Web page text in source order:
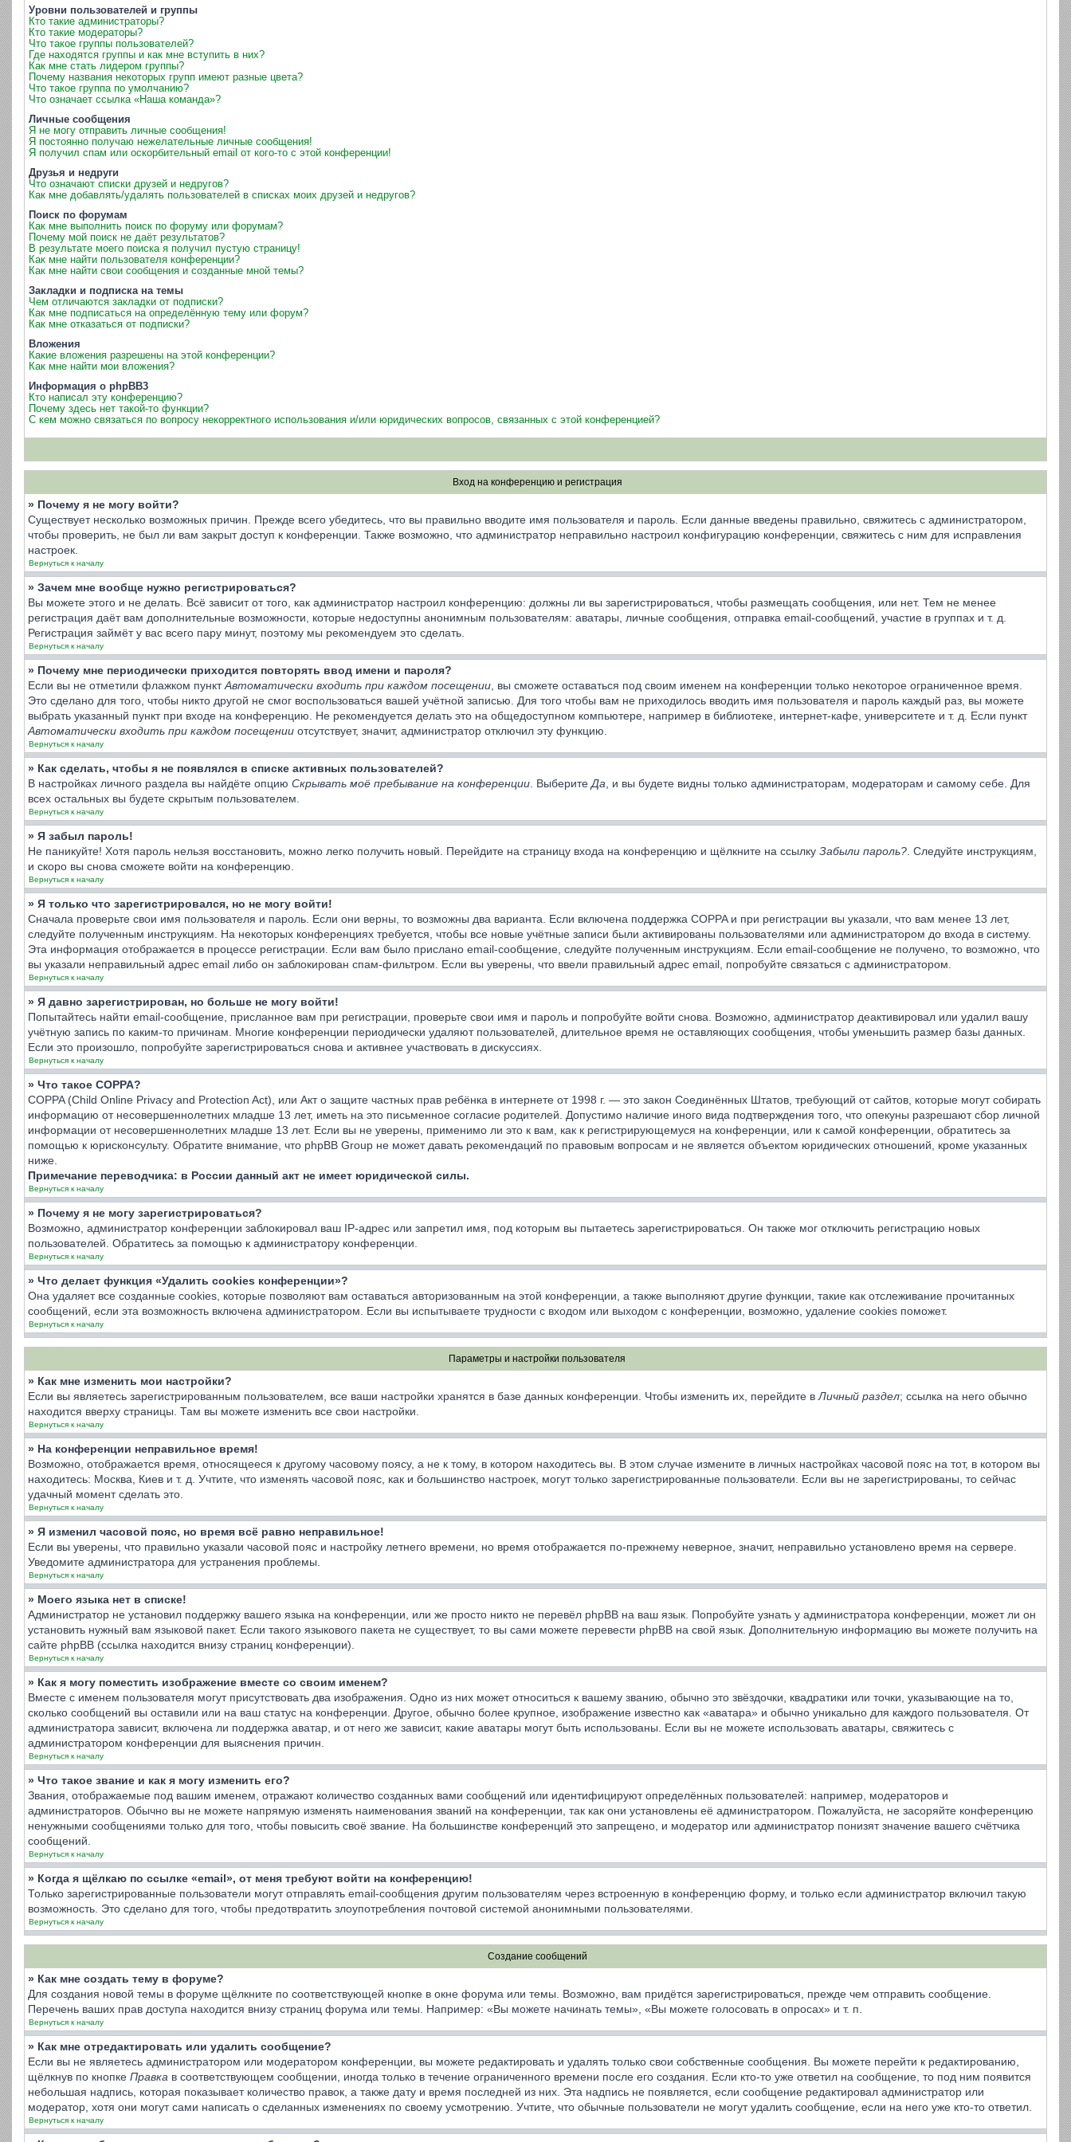
Уровни пользователей и группы
Кто такие администраторы?
Кто такие модераторы?
Что такое группы пользователей?
Где находятся группы и как мне вступить в них?
Как мне стать лидером группы?
Почему названия некоторых групп имеют разные цвета?
Что такое группа по умолчанию?
Что означает ссылка «Наша команда»?
Личные сообщения
Я не могу отправить личные сообщения!
Я постоянно получаю нежелательные личные сообщения!
Я получил спам или оскорбительный email от кого-то с этой конференции!
Друзья и недруги
Что означают списки друзей и недругов?
Как мне добавлять/удалять пользователей в списках моих друзей и недругов?
Поиск по форумам
Как мне выполнить поиск по форуму или форумам?
Почему мой поиск не даёт результатов?
В результате моего поиска я получил пустую страницу!
Как мне найти пользователя конференции?
Как мне найти свои сообщения и созданные мной темы?
Закладки и подписка на темы
Чем отличаются закладки от подписки?
Как мне подписаться на определённую тему или форум?
Как мне отказаться от подписки?
Вложения
Какие вложения разрешены на этой конференции?
Как мне найти мои вложения?
Информация о phpBB3
Кто написал эту конференцию?
Почему здесь нет такой-то функции?
С кем можно связаться по вопросу некорректного использования и/или юридических вопросов, связанных с этой конференцией?
Вход на конференцию и регистрация
» Почему я не могу войти?
Существует несколько возможных причин. Прежде всего убедитесь, что вы правильно вводите имя пользователя и пароль. Если данные введены правильно, свяжитесь с администратором,
чтобы проверить, не был ли вам закрыт доступ к конференции. Также возможно, что администратор неправильно настроил конфигурацию конференции, свяжитесь с ним для исправления
настроек.
Вернуться к началу
» Зачем мне вообще нужно регистрироваться?
Вы можете этого и не делать. Всё зависит от того, как администратор настроил конференцию: должны ли вы зарегистрироваться, чтобы размещать сообщения, или нет. Тем не менее
регистрация даёт вам дополнительные возможности, которые недоступны анонимным пользователям: аватары, личные сообщения, отправка email-сообщений, участие в группах и т. д.
Регистрация займёт у вас всего пару минут, поэтому мы рекомендуем это сделать.
Вернуться к началу
» Почему мне периодически приходится повторять ввод имени и пароля?
Если вы не отметили флажком пунктАвтоматически входить при каждом посещении, вы сможете оставаться под своим именем на конференции только некоторое ограниченное время.
Это сделано для того, чтобы никто другой не смог воспользоваться вашей учётной записью. Для того чтобы вам не приходилось вводить имя пользователя и пароль каждый раз, вы можете
выбрать указанный пункт при входе на конференцию. Не рекомендуется делать это на общедоступном компьютере, например в библиотеке, интернет-кафе, университете и т. д. Если пункт
Автоматически входить при каждом посещении отсутствует, значит, администратор отключил эту функцию.
Вернуться к началу
» Как сделать, чтобы я не появлялся в списке активных пользователей?
В настройках личного раздела вы найдёте опцию Скрывать моё пребывание на конференции. ВыберитеДа, и вы будете видны только администраторам, модераторам и самому себе. Для
всех остальных вы будете скрытым пользователем.
Вернуться к началу
» Я забыл пароль!
Не паникуйте! Хотя пароль нельзя восстановить, можно легко получить новый. Перейдите на страницу входа на конференцию и щёлкните на ссылку Забыли пароль?. Следуйте инструкциям,
и скоро вы снова сможете войти на конференцию.
Вернуться к началу
» Я только что зарегистрировался, но не могу войти!
Сначала проверьте свои имя пользователя и пароль. Если они верны, то возможны два варианта. Если включена поддержка COPPA и при регистрации вы указали, что вам менее 13 лет,
следуйте полученным инструкциям. На некоторых конференциях требуется, чтобы все новые учётные записи были активированы пользователями или администратором до входа в систему.
Эта информация отображается в процессе регистрации. Если вам было прислано email-сообщение, следуйте полученным инструкциям. Если email-сообщение не получено, то возможно, что
вы указали неправильный адрес email либо он заблокирован спам-фильтром. Если вы уверены, что ввели правильный адрес email, попробуйте связаться с администратором.
Вернуться к началу
» Я давно зарегистрирован, но больше не могу войти!
Попытайтесь найти email-сообщение, присланное вам при регистрации, проверьте свои имя и пароль и попробуйте войти снова. Возможно, администратор деактивировал или удалил вашу
учётную запись по каким-то причинам. Многие конференции периодически удаляют пользователей, длительное время не оставляющих сообщения, чтобы уменьшить размер базы данных.
Если это произошло, попробуйте зарегистрироваться снова и активнее участвовать в дискуссиях.
Вернуться к началу
» Что такое COPPA?
COPPA (Child Online Privacy and Protection Act), или Акт о защите частных прав ребёнка в интернете от 1998 г. — это закон Соединённых Штатов, требующий от сайтов, которые могут собирать
информацию от несовершеннолетних младше 13 лет, иметь на это письменное согласие родителей. Допустимо наличие иного вида подтверждения того, что опекуны разрешают сбор личной
информации от несовершеннолетних младше 13 лет. Если вы не уверены, применимо ли это к вам, как к регистрирующемуся на конференции, или к самой конференции, обратитесь за
помощью к юрисконсульту. Обратите внимание, что phpBB Group не может давать рекомендаций по правовым вопросам и не является объектом юридических отношений, кроме указанных
ниже.
Примечание переводчика: в России данный акт не имеет юридической силы.
Вернуться к началу
» Почему я не могу зарегистрироваться?
Возможно, администратор конференции заблокировал ваш IP-адрес или запретил имя, под которым вы пытаетесь зарегистрироваться. Он также мог отключить регистрацию новых
пользователей. Обратитесь за помощью к администратору конференции.
Вернуться к началу
» Что делает функция «Удалить cookies конференции»?
Она удаляет все созданные cookies, которые позволяют вам оставаться авторизованным на этой конференции, а также выполняют другие функции, такие как отслеживание прочитанных
сообщений, если эта возможность включена администратором. Если вы испытываете трудности с входом или выходом с конференции, возможно, удаление cookies поможет.
Вернуться к началу
Параметры и настройки пользователя
» Как мне изменить мои настройки?
Если вы являетесь зарегистрированным пользователем, все ваши настройки хранятся в базе данных конференции. Чтобы изменить их, перейдите вЛичный раздел; ссылка на него обычно
находится вверху страницы. Там вы можете изменить все свои настройки.
Вернуться к началу
» На конференции неправильное время!
Возможно, отображается время, относящееся к другому часовому поясу, а не к тому, в котором находитесь вы. В этом случае измените в личных настройках часовой пояс на тот, в котором вы
находитесь: Москва, Киев и т. д. Учтите, что изменять часовой пояс, как и большинство настроек, могут только зарегистрированные пользователи. Если вы не зарегистрированы, то сейчас
удачный момент сделать это.
Вернуться к началу
» Я изменил часовой пояс, но время всё равно неправильное!
Если вы уверены, что правильно указали часовой пояс и настройку летнего времени, но время отображается по-прежнему неверное, значит, неправильно установлено время на сервере.
Уведомите администратора для устранения проблемы.
Вернуться к началу
» Моего языка нет в списке!
Администратор не установил поддержку вашего языка на конференции, или же просто никто не перевёл phpBB на ваш язык. Попробуйте узнать у администратора конференции, может ли он
установить нужный вам языковой пакет. Если такого языкового пакета не существует, то вы сами можете перевести phpBB на свой язык. Дополнительную информацию вы можете получить на
сайте phpBB (ссылка находится внизу страниц конференции).
Вернуться к началу
» Как я могу поместить изображение вместе со своим именем?
Вместе с именем пользователя могут присутствовать два изображения. Одно из них может относиться к вашему званию, обычно это звёздочки, квадратики или точки, указывающие на то,
сколько сообщений вы оставили или на ваш статус на конференции. Другое, обычно более крупное, изображение известно как «аватара» и обычно уникально для каждого пользователя. От
администратора зависит, включена ли поддержка аватар, и от него же зависит, какие аватары могут быть использованы. Если вы не можете использовать аватары, свяжитесь с
администратором конференции для выяснения причин.
Вернуться к началу
» Что такое звание и как я могу изменить его?
Звания, отображаемые под вашим именем, отражают количество созданных вами сообщений или идентифицируют определённых пользователей: например, модераторов и
администраторов. Обычно вы не можете напрямую изменять наименования званий на конференции, так как они установлены её администратором. Пожалуйста, не засоряйте конференцию
ненужными сообщениями только для того, чтобы повысить своё звание. На большинстве конференций это запрещено, и модератор или администратор понизят значение вашего счётчика
сообщений.
Вернуться к началу
» Когда я щёлкаю по ссылке «email», от меня требуют войти на конференцию!
Только зарегистрированные пользователи могут отправлять email-сообщения другим пользователям через встроенную в конференцию форму, и только если администратор включил такую
возможность. Это сделано для того, чтобы предотвратить злоупотребления почтовой системой анонимными пользователями.
Вернуться к началу
Создание сообщений
» Как мне создать тему в форуме?
Для создания новой темы в форуме щёлкните по соответствующей кнопке в окне форума или темы. Возможно, вам придётся зарегистрироваться, прежде чем отправить сообщение.
Перечень ваших прав доступа находится внизу страниц форума или темы. Например: «Вы можете начинать темы», «Вы можете голосовать в опросах» и т. п.
Вернуться к началу
» Как мне отредактировать или удалить сообщение?
Если вы не являетесь администратором или модератором конференции, вы можете редактировать и удалять только свои собственные сообщения. Вы можете перейти к редактированию,
щёлкнув по кнопке Правка в соответствующем сообщении, иногда только в течение ограниченного времени после его создания. Если кто-то уже ответил на сообщение, то под ним появится
небольшая надпись, которая показывает количество правок, а также дату и время последней из них. Эта надпись не появляется, если сообщение редактировал администратор или
модератор, хотя они могут сами написать о сделанных изменениях по своему усмотрению. Учтите, что обычные пользователи не могут удалить сообщение, если на него уже кто-то ответил.
Вернуться к началу